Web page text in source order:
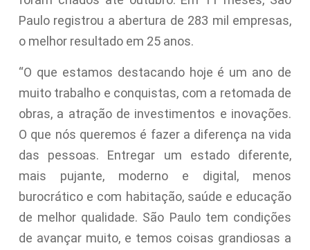
Paulo registrou a abertura de 283 mil empresas,
o melhor resultado em 25 anos.
“O que estamos destacando hoje é um ano de
muito trabalho e conquistas, com a retomada de
obras, a atração de investimentos e inovações.
O que nós queremos é fazer a diferença na vida
das pessoas. Entregar um estado diferente,
mais pujante, moderno e digital, menos
burocrático e com habitação, saúde e educação
de melhor qualidade. São Paulo tem condições
de avançar muito, e temos coisas grandiosas a